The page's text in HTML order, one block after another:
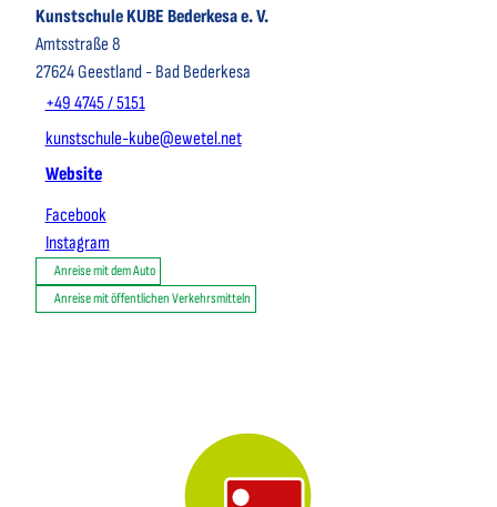
Kunstschule KUBE Bederkesa e. V.
Amtsstraße 8
27624 Geestland- Bad Bederkesa
+49 4745 / 5151
kunstschule-kube@ewetel.net
Website
Facebook
Instagram
Anreise mit dem Auto
Anreise mit öffentlichen Verkehrsmitteln